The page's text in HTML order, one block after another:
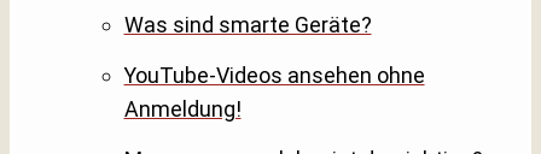
Was sind smarte Geräte?
YouTube-Videos ansehen ohne
Anmeldung!